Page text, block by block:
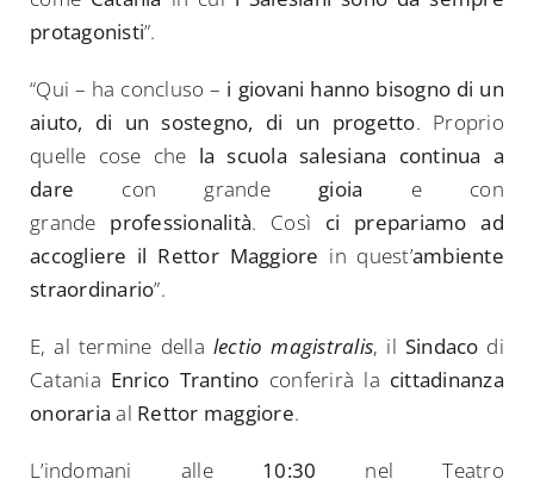
protagonisti”.
“Qui – ha concluso – i giovani hanno bisogno di un
aiuto, di un sostegno, di un progetto. Proprio
quelle cose che la scuola salesiana continua a
dare con grande gioia e con
grande professionalità. Così ci prepariamo ad
accogliere il Rettor Maggiore in quest’ambiente
straordinario”.
E, al termine della lectio magistralis, il Sindaco di
Catania Enrico Trantino conferirà la cittadinanza
onorariaal Rettor maggiore.
L’indomani alle 10:30 nel Teatro